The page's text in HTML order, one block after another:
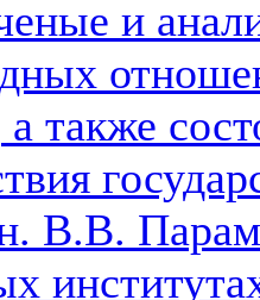
и
также
В.В.